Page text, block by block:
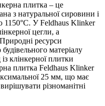
плитка – це
з натуральної сировини і
1150°C. У Feldhaus Klinker
цегли, а
ресурси
будівельного матеріалу
клінкерної плитки
плитка Feldhaus Klinker
25 мм, що має
різноманітні